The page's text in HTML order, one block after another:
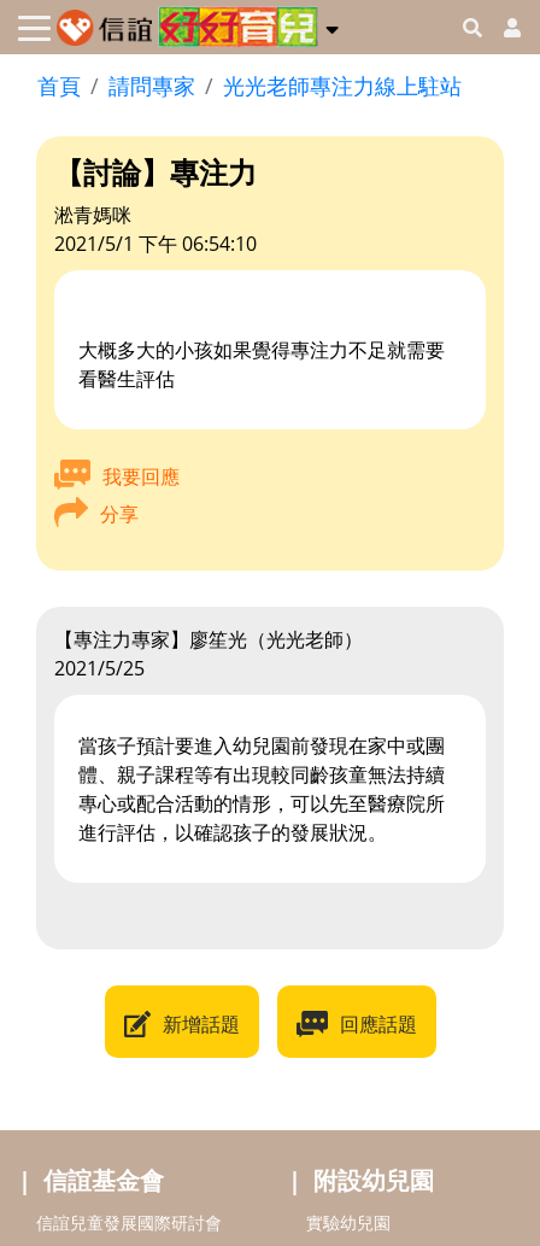
首頁 請問專家 光光老師專注力線上駐站
【討論】專注力
淞青媽咪
2021/5/1 下午 06:54:10
大概多大的小孩如果覺得專注力不足就需要
看醫生評估
我要回應
分享
【專注力專家】廖笙光（光光老師）
2021/5/25
當孩子預計要進入幼兒園前發現在家中或團
體、親子課程等有出現較同齡孩童無法持續
專心或配合活動的情形，可以先至醫療院所
進行評估，以確認孩子的發展狀況。
新增話題 回應話題
信誼基金會
信誼兒童發展國際研討會
附設幼兒園
實驗幼兒園